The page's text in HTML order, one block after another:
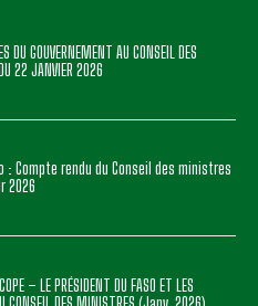
DU GOUVERNEMENT AU CONSEIL DES
22 JANVIER 2026
: Compte rendu du Conseil des ministres
2026
– LE PRÉSIDENT DU FASO ET LES